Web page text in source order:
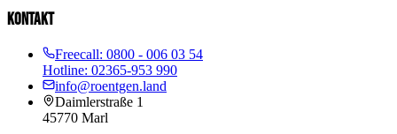
KONTAKT
Freecall: 0800 - 006 03 54
Hotline: 02365-953 990
info@roentgen.land
Daimlerstraße 1
45770 Marl